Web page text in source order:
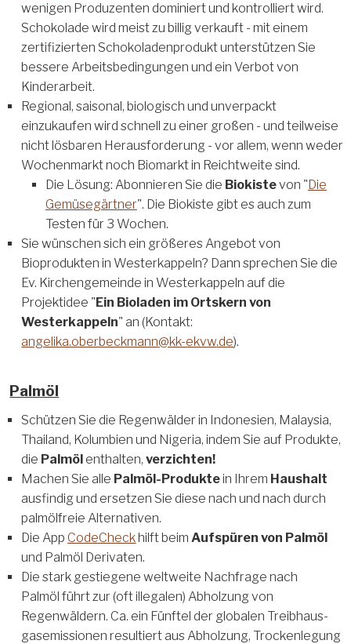
wenigen Produzenten dominiert und kontrolliert wird.
Schokolade wird meist zu billig verkauft - mit einem
zertifizierten Schokoladenprodukt unterstützen Sie
bessere Arbeitsbedingungen und ein Verbot von
Kinderarbeit.
Regional, saisonal, biologisch und unverpackt
einzukaufen wird schnell zu einer großen - und teilweise
nicht lösbaren Herausforderung - vor allem, wenn weder
Wochenmarkt noch Biomarkt in Reichtweite sind.
Die Lösung: Abonnieren Sie die Biokistevon "Die
Gemüsegärtner". Die Biokiste gibt es auch zum
Testen für 3 Wochen.
Sie wünschen sich ein größeres Angebot von
Bioprodukten in Westerkappeln? Dann sprechen Sie die
Ev. Kirchengemeinde in Westerkappeln auf die
Projektidee "Ein Bioladen im Ortskern von
Westerkappeln" an (Kontakt:
angelika.oberbeckmann@kk-ekvw.de).
Palmöl
Schützen Sie die Regenwälder in Indonesien, Malaysia,
Thailand, Kolumbien und Nigeria, indem Sie auf Produkte,
die Palmölenthalten,verzichten!
Machen Sie alle Palmöl-Produktein Ihrem Haushalt
ausfindig und ersetzen Sie diese nach und nach durch
palmölfreie Alternativen.
Die App CodeCheckhilft beimAufspüren von Palmöl
und Palmöl Derivaten.
Die stark gestiegene weltweite Nachfrage nach
Palmöl führt zur (oft illegalen) Abholzung von
Regenwäldern. Ca. ein Fünftel der globalen Treibhaus-
gasemissionen resultiert aus Abholzung, Trockenlegung